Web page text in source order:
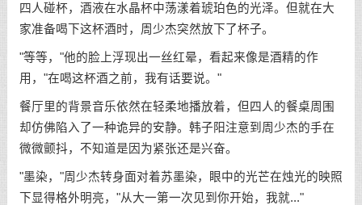
四人碰杯，酒液在水晶杯中荡漾着琥珀色的光泽。但就在大
家准备喝下这杯酒时，周少杰突然放下了杯子。
"等等，"他的脸上浮现出一丝红晕，看起来像是酒精的作
用，"在喝这杯酒之前，我有话要说。"
餐厅里的背景音乐依然在轻柔地播放着，但四人的餐桌周围
却仿佛陷入了一种诡异的安静。韩子阳注意到周少杰的手在
微微颤抖，不知道是因为紧张还是兴奋。
"墨染，"周少杰转身面对着苏墨染，眼中的光芒在烛光的映照
下显得格外明亮，"从大一第一次见到你开始，我就..."